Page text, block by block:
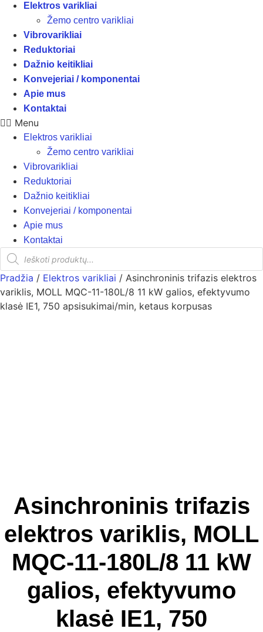
Elektros varikliai
Žemo centro varikliai
Vibrovarikliai
Reduktoriai
Dažnio keitikliai
Konvejeriai / komponentai
Apie mus
Kontaktai
Menu
Elektros varikliai
Žemo centro varikliai
Vibrovarikliai
Reduktoriai
Dažnio keitikliai
Konvejeriai / komponentai
Apie mus
Kontaktai
Products
search
Pradžia / Elektros varikliai / Asinchroninis trifazis elektros
variklis, MOLL MQC-11-180L/8 11 kW galios, efektyvumo
klasė IE1, 750 apsisukimai/min, ketaus korpusas
Asinchroninis trifazis
elektros variklis, MOLL
MQC-11-180L/8 11 kW
galios, efektyvumo
klasė IE1, 750